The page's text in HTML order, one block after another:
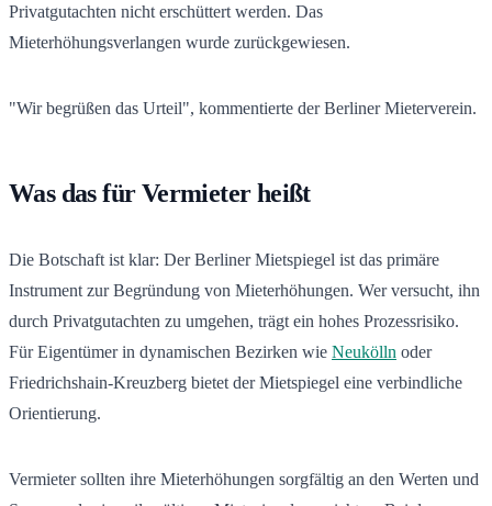
Privatgutachten nicht erschüttert werden. Das
Mieterhöhungsverlangen wurde zurückgewiesen.
"Wir begrüßen das Urteil", kommentierte der Berliner Mieterverein.
Was das für Vermieter heißt
Die Botschaft ist klar: Der Berliner Mietspiegel ist das primäre
Instrument zur Begründung von Mieterhöhungen. Wer versucht, ihn
durch Privatgutachten zu umgehen, trägt ein hohes Prozessrisiko.
Für Eigentümer in dynamischen Bezirken wie Neukölln oder
Friedrichshain-Kreuzberg bietet der Mietspiegel eine verbindliche
Orientierung.
Vermieter sollten ihre Mieterhöhungen sorgfältig an den Werten und